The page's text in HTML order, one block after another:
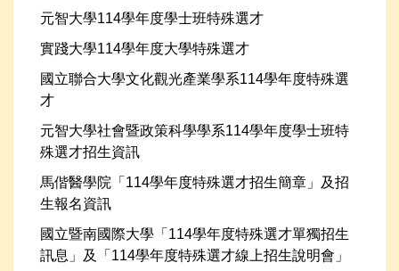
元智大學114學年度學士班特殊選才
實踐大學114學年度大學特殊選才
國立聯合大學文化觀光產業學系114學年度特殊選
才
元智大學社會暨政策科學學系114學年度學士班特
殊選才招生資訊
馬偕醫學院「114學年度特殊選才招生簡章」及招
生報名資訊
國立暨南國際大學「114學年度特殊選才單獨招生
訊息」及「114學年度特殊選才線上招生說明會」